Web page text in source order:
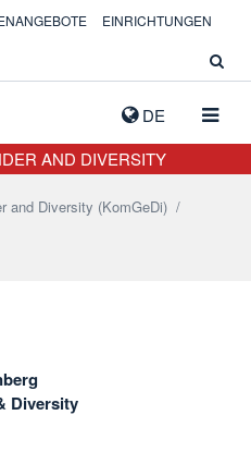
DE
EINRICHTUNGEN
AND DIVERSITY
and Diversity (KomGeDi) /
Diversity